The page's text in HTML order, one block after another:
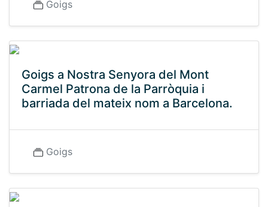
Goigs
Goigs a Nostra Senyora del Mont
Carmel Patrona de la Parròquia i
barriada del mateix nom a Barcelona.
Goigs